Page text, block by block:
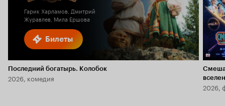
Билеты
Гарик Харламов, Дмитрий
Журавлев, Мила Ершова
Последний богатырь. Колобок
2026, комедия
2026,